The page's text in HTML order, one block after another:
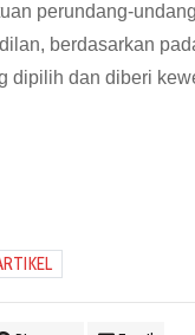
perundang-
berdasarkan
dipilih dan diberi